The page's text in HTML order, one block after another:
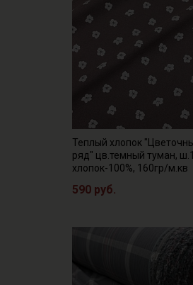
Теплый хлопок
ряд" цв.темный туман,
хлопок-100%, 160гр/м.кв
590 руб.